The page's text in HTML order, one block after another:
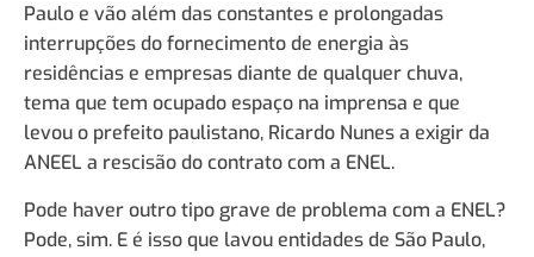
Paulo e vão além das constantes e prolongadas
interrupções do fornecimento de energia às
residências e empresas diante de qualquer chuva,
tema que tem ocupado espaço na imprensa e que
levou o prefeito paulistano, Ricardo Nunes a exigir da
ANEEL a rescisão do contrato com a ENEL.
Pode haver outro tipo grave de problema com a ENEL?
Pode, sim. E é isso que lavou entidades de São Paulo,